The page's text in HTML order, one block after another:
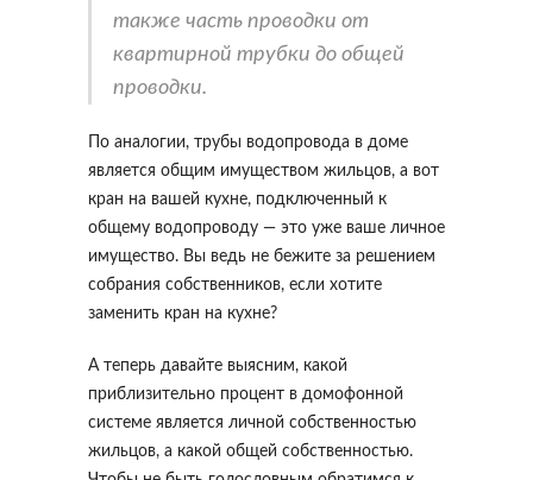
также часть проводки от
квартирной трубки до общей
проводки.
По аналогии, трубы водопровода в доме
является общим имуществом жильцов, а вот
кран на вашей кухне, подключенный к
общему водопроводу — это уже ваше личное
имущество. Вы ведь не бежите за решением
собрания собственников, если хотите
заменить кран на кухне?
А теперь давайте выясним, какой
приблизительно процент в домофонной
системе является личной собственностью
жильцов, а какой общей собственностью.